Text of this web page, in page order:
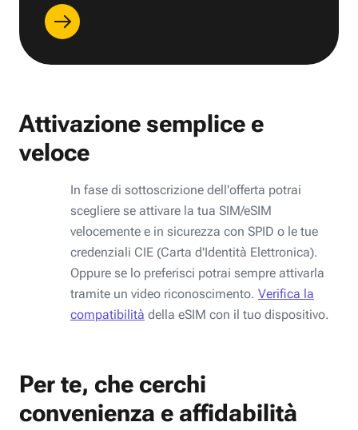
Attivazione semplice e
veloce
In fase di sottoscrizione dell'offerta potrai
scegliere se attivare la tua SIM/eSIM
velocemente e in sicurezza con SPID o le tue
credenziali CIE (Carta d'Identità Elettronica).
Oppure se lo preferisci potrai sempre attivarla
tramite un video riconoscimento. Verifica la
compatibilità della eSIM con il tuo dispositivo.
Per te, che cerchi
convenienza e affidabilità